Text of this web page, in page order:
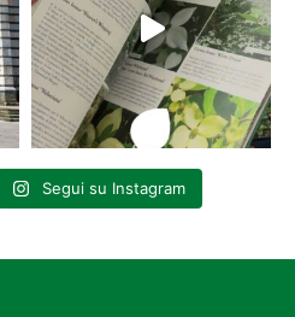
Segui su Instagram